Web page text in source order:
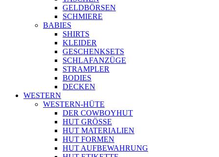
GELDBÖRSEN
SCHMIERE
BABIES
SHIRTS
KLEIDER
GESCHENKSETS
SCHLAFANZÜGE
STRAMPLER
BODIES
DECKEN
WESTERN
WESTERN-HÜTE
DER COWBOYHUT
HUT GRÖSSE
HUT MATERIALIEN
HUT FORMEN
HUT AUFBEWAHRUNG